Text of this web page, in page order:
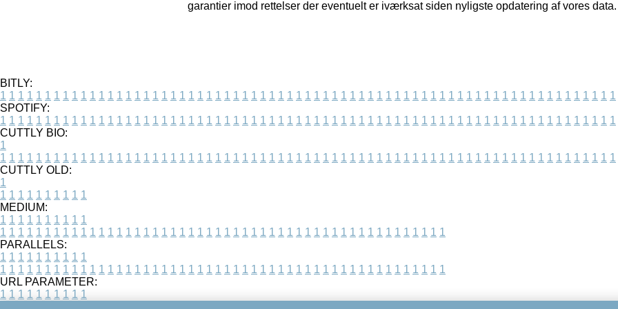
garantier imod rettelser der eventuelt er iværksat siden nyligste opdatering af vores data.
BITLY:
1 1 1 1 1 1 1 1 1 1 1 1 1 1 1 1 1 1 1 1 1 1 1 1 1 1 1 1 1 1 1 1 1 1 1 1 1 1 1 1 1 1 1 1 1 1 1 1 1 1 1 1 1 1 1 1 1 1 1 1 1 1 1 1 1 1 1 1 1
SPOTIFY:
1 1 1 1 1 1 1 1 1 1 1 1 1 1 1 1 1 1 1 1 1 1 1 1 1 1 1 1 1 1 1 1 1 1 1 1 1 1 1 1 1 1 1 1 1 1 1 1 1 1 1 1 1 1 1 1 1 1 1 1 1 1 1 1 1 1 1 1 1
CUTTLY BIO:
1
1 1 1 1 1 1 1 1 1 1 1 1 1 1 1 1 1 1 1 1 1 1 1 1 1 1 1 1 1 1 1 1 1 1 1 1 1 1 1 1 1 1 1 1 1 1 1 1 1 1 1 1 1 1 1 1 1 1 1 1 1 1 1 1 1 1 1 1 1
CUTTLY OLD:
1
1 1 1 1 1 1 1 1 1 1
MEDIUM:
1 1 1 1 1 1 1 1 1 1
1 1 1 1 1 1 1 1 1 1 1 1 1 1 1 1 1 1 1 1 1 1 1 1 1 1 1 1 1 1 1 1 1 1 1 1 1 1 1 1 1 1 1 1 1 1 1 1 1 1
PARALLELS:
1 1 1 1 1 1 1 1 1 1
1 1 1 1 1 1 1 1 1 1 1 1 1 1 1 1 1 1 1 1 1 1 1 1 1 1 1 1 1 1 1 1 1 1 1 1 1 1 1 1 1 1 1 1 1 1 1 1 1 1
URL PARAMETER:
1 1 1 1 1 1 1 1 1 1